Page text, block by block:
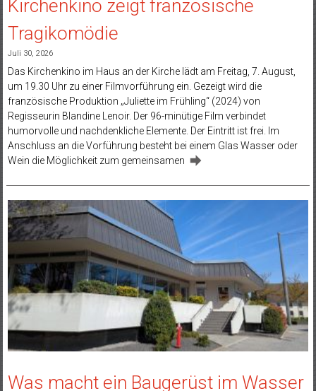
Kirchenkino zeigt französische
Tragikomödie
Juli 30, 2026
Das Kirchenkino im Haus an der Kirche lädt am Freitag, 7. August,
um 19.30 Uhr zu einer Filmvorführung ein. Gezeigt wird die
französische Produktion „Juliette im Frühling“ (2024) von
Regisseurin Blandine Lenoir. Der 96-minütige Film verbindet
humorvolle und nachdenkliche Elemente. Der Eintritt ist frei. Im
Anschluss an die Vorführung besteht bei einem Glas Wasser oder
Wein die Möglichkeit zum gemeinsamen
Was macht ein Baugerüst im Wasser